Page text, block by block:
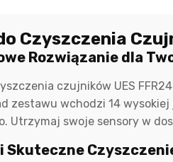
Czyszczenia
Rozwiązanie dla
czujników UES
zestawu wchodzi 14
Utrzymaj swoje sensory w
Skuteczne